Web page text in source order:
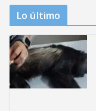
Lo último